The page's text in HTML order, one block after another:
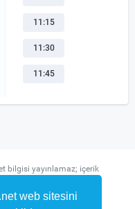
web sitesini
11:15
11:30
11:45
bilgisi yayınlamaz; içerik